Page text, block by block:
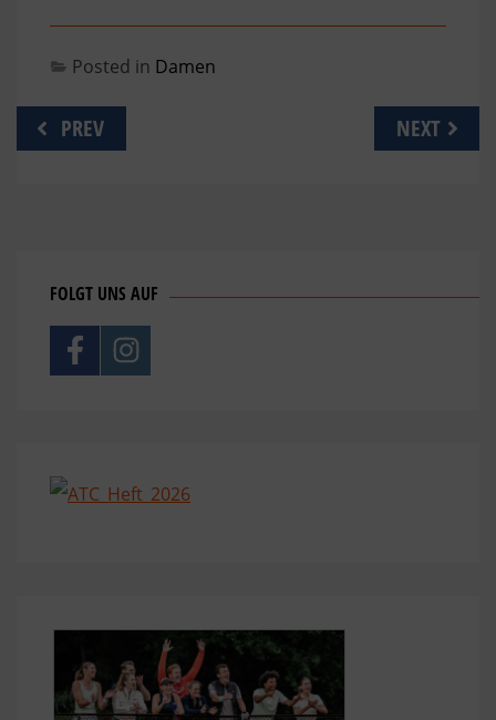
Posted in Damen
Beitragsnavigation
PREV NEXT
FOLGT UNS AUF